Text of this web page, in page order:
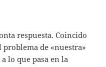
respuesta. Coincido
de «nuestra»
lo que pasa en la